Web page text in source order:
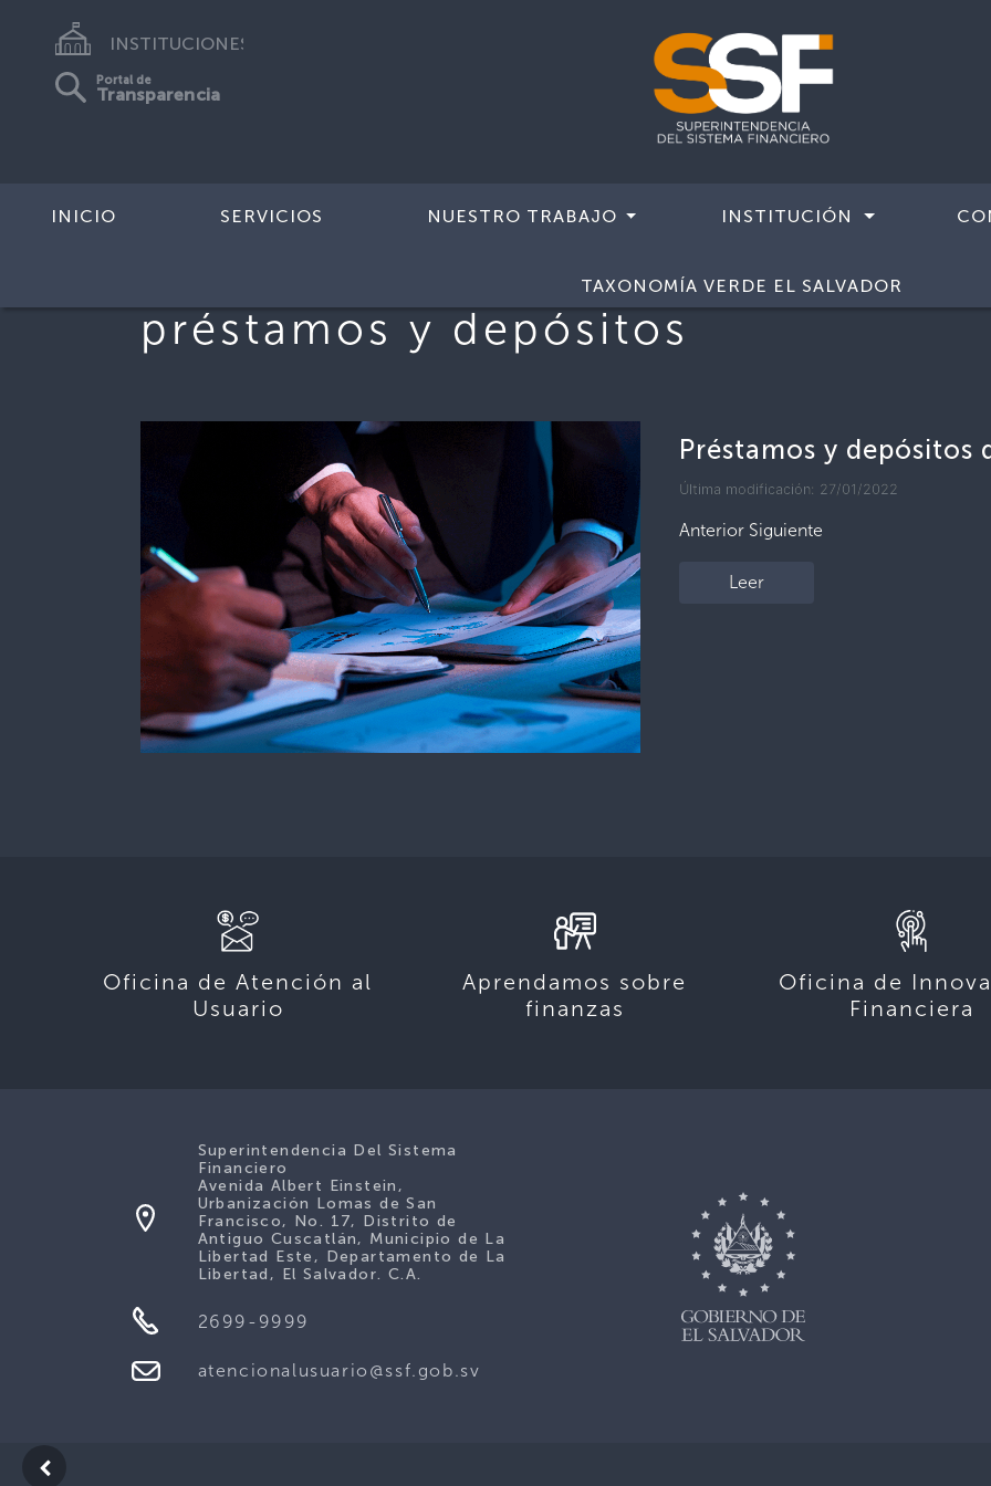
INSTITUCIONES
Portal de
Transparencia
INICIO SERVICIOS NUESTRO TRABAJO INSTITUCIÓN
TAXONOMÍA VERDE EL SALVADOR
préstamos y depósitos
Préstamos y depósitos
Última modificación: 27/01/2022
Anterior Siguiente
Leer
Oficina de Atención al
Usuario
Aprendamos sobre
finanzas
Oficina de
Financiera
Superintendencia Del Sistema
Financiero
Avenida Albert Einstein,
Urbanización Lomas de San
Francisco, No. 17, Distrito de
Antiguo Cuscatlán, Municipio de La
Libertad Este, Departamento de La
Libertad, El Salvador. C.A.
2699-9999
atencionalusuario@ssf.gob.sv